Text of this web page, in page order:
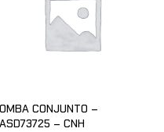
CONJUNTO –
– CNH